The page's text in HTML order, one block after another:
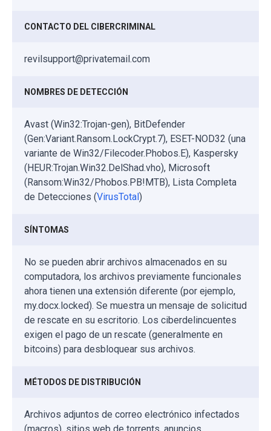
CONTACTO DEL CIBERCRIMINAL
revilsupport@privatemail.com
NOMBRES DE DETECCIÓN
Avast (Win32:Trojan-gen), BitDefender
(Gen:Variant.Ransom.LockCrypt.7), ESET-NOD32 (una
variante de Win32/Filecoder.Phobos.E), Kaspersky
(HEUR:Trojan.Win32.DelShad.vho), Microsoft
(Ransom:Win32/Phobos.PB!MTB), Lista Completa
de Detecciones (VirusTotal)
SÍNTOMAS
No se pueden abrir archivos almacenados en su
computadora, los archivos previamente funcionales
ahora tienen una extensión diferente (por ejemplo,
my.docx.locked). Se muestra un mensaje de solicitud
de rescate en su escritorio. Los ciberdelincuentes
exigen el pago de un rescate (generalmente en
bitcoins) para desbloquear sus archivos.
MÉTODOS DE DISTRIBUCIÓN
Archivos adjuntos de correo electrónico infectados
(macros), sitios web de torrents, anuncios